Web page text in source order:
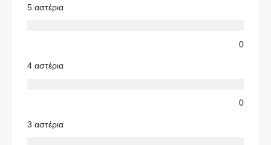
5 αστέρια
0
4 αστέρια
0
3 αστέρια